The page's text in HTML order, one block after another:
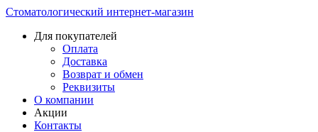
Стоматологический интернет-магазин
Для покупателей
Оплата
Доставка
Возврат и обмен
Реквизиты
О компании
Акции
Контакты